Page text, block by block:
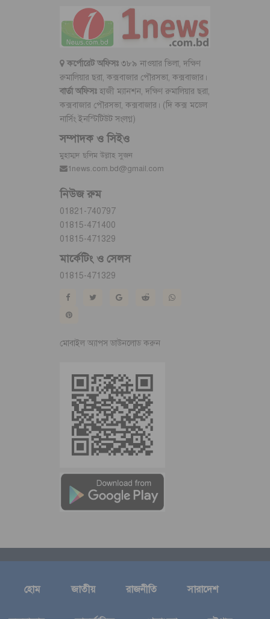
কর্পোরেট অফিসঃ৩৮৯ নাওয়ার ভিলা, দক্ষিণ
রুমালিয়ার ছরা, কক্সবাজার পৌরসভা, কক্সবাজার।
বার্তা অফিসঃ হাজী ম্যানশন, দক্ষিণ রুমালিয়ার ছরা,
কক্সবাজার পৌরসভা, কক্সবাজার। (দি কক্স মডেল
নার্সিং ইনস্টিটিউট সংলগ্ন)
সম্পাদক ও সিইও
মুহাম্মদ ছলিম উল্লাহ সুজন
1news.com.bd@gmail.com
নিউজ রুম
01821-740797
01815-471400
01815-471329
মার্কেটিং ও সেলস
01815-471329
মোবাইল অ্যাপস ডাউনলোড করুন
হোম জাতীয় রাজনীতি সারাদেশ